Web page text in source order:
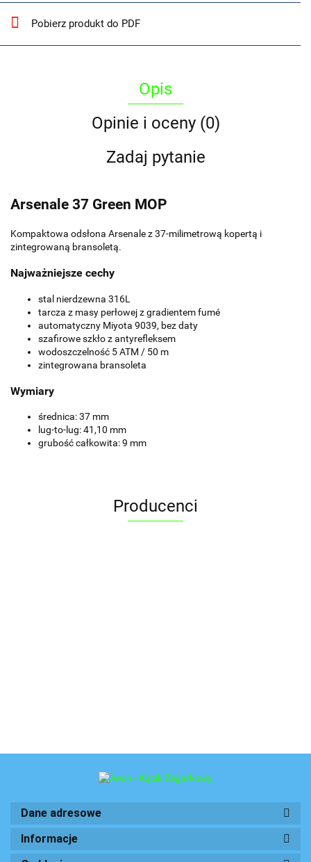
Pobierz produkt do PDF
Opis
Opinie i oceny (0)
Zadaj pytanie
Arsenale 37 Green MOP
Kompaktowa odsłona Arsenale z 37-milimetrową kopertą i
zintegrowaną bransoletą.
Najważniejsze cechy
stal nierdzewna 316L
tarcza z masy perłowej z gradientem fumé
automatyczny Miyota 9039, bez daty
szafirowe szkło z antyrefleksem
wodoszczelność 5 ATM / 50 m
zintegrowana bransoleta
Wymiary
średnica: 37 mm
lug-to-lug: 41,10 mm
grubość całkowita: 9 mm
Producenci
Dane adresowe
Informacje